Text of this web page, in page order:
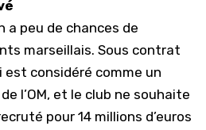
peu de chances de
marseillais. Sous contrat
est considéré comme un
l’OM, et le club ne souhaite
pour 14 millions d’euros